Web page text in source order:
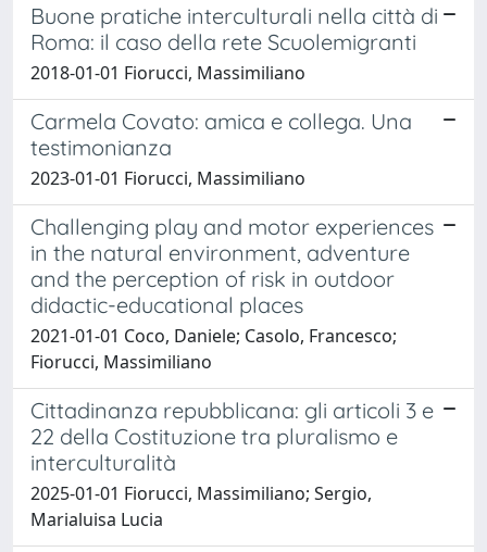
Buone pratiche interculturali nella città di
Roma: il caso della rete Scuolemigranti
2018-01-01 Fiorucci, Massimiliano
Carmela Covato: amica e collega. Una
testimonianza
2023-01-01 Fiorucci, Massimiliano
Challenging play and motor experiences
in the natural environment, adventure
and the perception of risk in outdoor
didactic-educational places
2021-01-01 Coco, Daniele; Casolo, Francesco;
Fiorucci, Massimiliano
Cittadinanza repubblicana: gli articoli 3 e
22 della Costituzione tra pluralismo e
interculturalità
2025-01-01 Fiorucci, Massimiliano; Sergio,
Marialuisa Lucia